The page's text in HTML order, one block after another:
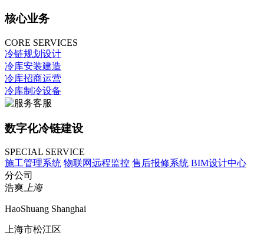
核心业务
CORE SERVICES
冷链规划设计
冷库安装建造
冷库招商运营
冷库制冷设备
数字化冷链建设
SPECIAL SERVICE
施工管理系统 物联网远程监控 售后报修系统 BIM设计中心
分公司
浩爽上海
HaoShuang Shanghai
上海市松江区